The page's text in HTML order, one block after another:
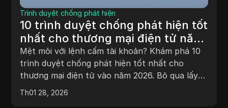
Trình duyệt chống phát hiện
10 trình duyệt chống phát hiện tốt
nhất cho thương mại điện tử năm
2026: Mở rộng quy mô mà không
có lệnh cấm
Mệt mỏi với lệnh cấm tài khoản? Khám phá 10
trình duyệt chống phát hiện tốt nhất cho
thương mại điện tử vào năm 2026. Bỏ qua lấy
dấu vân tay, quản lý nhiều cấu hình và mở rộng
quy mô an toàn ngay hôm nay.
Th01 28, 2026